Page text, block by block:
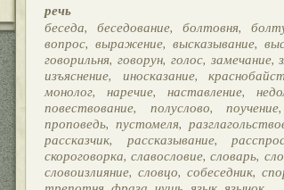
речь
беседа, беседование, болтовня,
вопрос, выражение, высказывание,
говорильня, говорун, голос, замечание,
изъяснение, иносказание,
монолог, наречие, наставление,
повествование, полуслово,
проповедь, пустомеля,
рассказчик, рассказывание,
скороговорка, славословие, словарь,
словоизлияние, словцо, собеседник,